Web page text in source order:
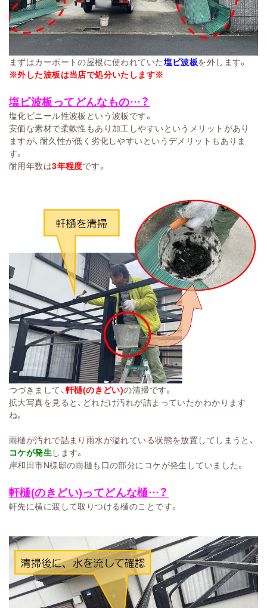
まずはカーポートの屋根に使われていた塩ビ波板を外します。
※外した波板は当店で処分いたします※
塩ビ波板ってどんなもの…？
塩化ビニール性波板という波板です。
安価な素材で柔軟性もあり加工しやすいというメリットがあり
ますが、耐久性が低く劣化しやすいというデメリットもありま
す。
耐用年数は3年程度です。
つづきまして、 軒樋(のきどい)の清掃です。
拡大写真を見ると、どれだけ汚れが詰まっていたかわかります
ね。
雨樋が汚れで詰まり雨水が溢れている状態を放置してしまうと、
コケが発生 します。
岸和田市N様邸の雨樋も口の部分にコケが発生していました。
軒樋(のきどい)ってどんな樋…？
軒先に横に渡して取りつける樋のことです。